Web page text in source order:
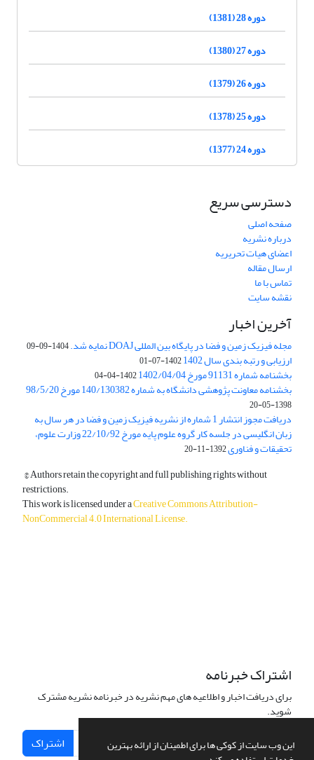
این وب سایت از کوکی ها برای اطمینان از ارائه بهترین
دوره 28 (1381)
دوره 27 (1380)
دوره 26 (1379)
دوره 25 (1378)
دوره 24 (1377)
دسترسی سریع
صفحه اصلی
درباره نشریه
اعضای هیات تحریریه
ارسال مقاله
تماس با ما
نقشه سایت
آخرین اخبار
مجله فیزیک زمین و فضا در پایگاه بین المللی DOAJ نمایه شد. 1404-09-09
ارزیابی و رتبه بندی سال 1402 1402-07-01
بخشنامه شماره 91131 مورخ 1402/04/04 1402-04-04
بخشنامه معاونت پژوهشی دانشگاه به شماره 140/130382 مورخ 98/5/20
1398-05-20
دریافت مجوز انتشار 1 شماره از نشریه فیزیک زمین و فضا در هر سال به
زبان انگلیسی در جلسه کار گروه علوم پایه مورخ 22/10/92 وزارت علوم،
تحقیقات و فناوری1392-11-20
© Authors retain the copyright and full publishing rights without
restrictions.
This work is licensed under aCreative Commons Attribution-
NonCommercial 4.0 International License.
اشتراک خبرنامه
برای دریافت اخبار و اطلاعیه های مهم نشریه در خبرنامه نشریه مشترک
شوید.
اشتراک